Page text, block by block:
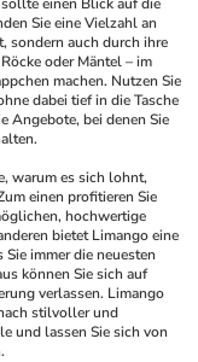
Sie eine Vielzahl an
sondern auch durch ihre
oder Mäntel – im
machen. Nutzen Sie
dabei tief in die Tasche
Angebote, bei denen Sie
warum es sich lohnt,
einen profitieren Sie
hochwertige
bietet Limango eine
immer die neuesten
können Sie sich auf
verlassen. Limango
stilvoller und
und lassen Sie sich von